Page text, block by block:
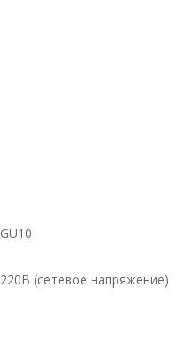
GU10
220В (сетевое напряжение)